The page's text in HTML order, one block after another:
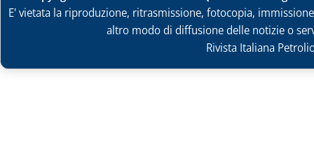
E' vietata la riproduzione, ritrasmissione, fotocopia,
altro modo di diffusione delle notizie o
Rivista Italiana